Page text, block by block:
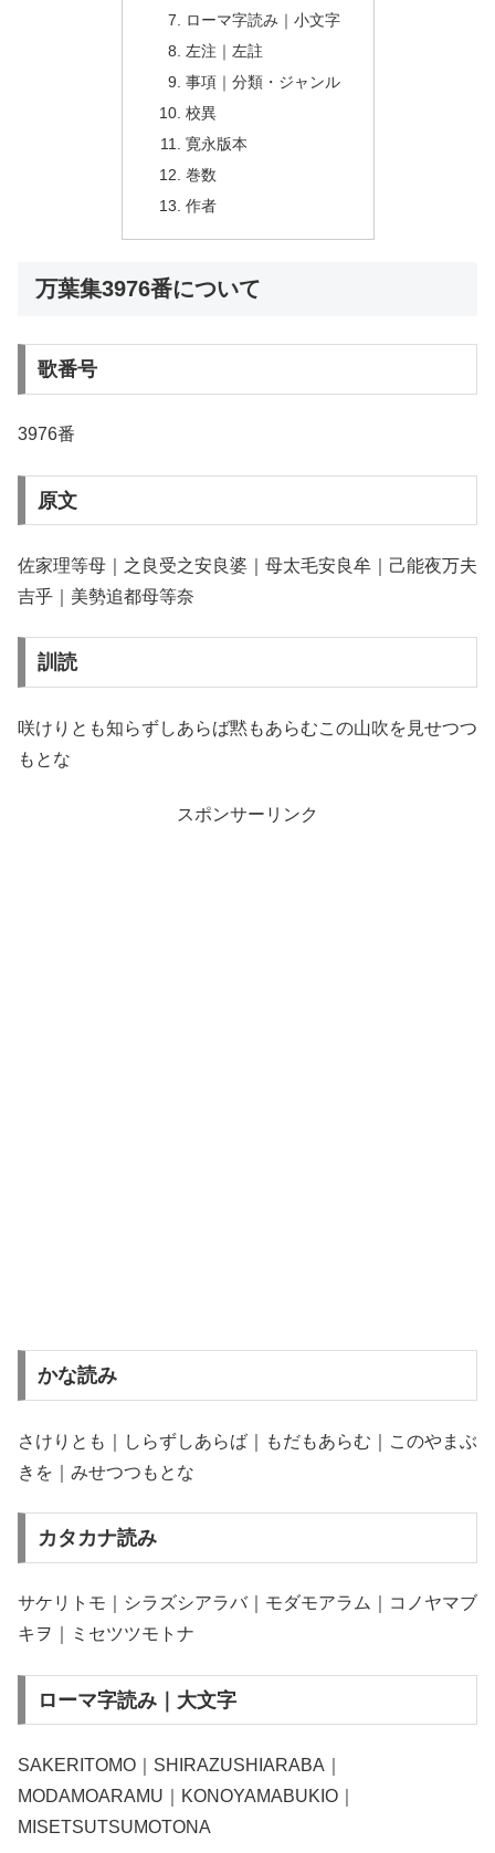
ローマ字読み｜小文字
左注｜左註
事項｜分類・ジャンル
校異
寛永版本
巻数
作者
万葉集3976番について
歌番号
3976番
原文
佐家理等母｜之良受之安良婆｜母太毛安良牟｜己能夜万夫
吉乎｜美勢追都母等奈
訓読
咲けりとも知らずしあらば黙もあらむこの山吹を見せつつ
もとな
スポンサーリンク
かな読み
さけりとも｜しらずしあらば｜もだもあらむ｜このやまぶ
きを｜みせつつもとな
カタカナ読み
サケリトモ｜シラズシアラバ｜モダモアラム｜コノヤマブ
キヲ｜ミセツツモトナ
ローマ字読み｜大文字
SAKERITOMO｜SHIRAZUSHIARABA｜
MODAMOARAMU｜KONOYAMABUKIO｜
MISETSUTSUMOTONA